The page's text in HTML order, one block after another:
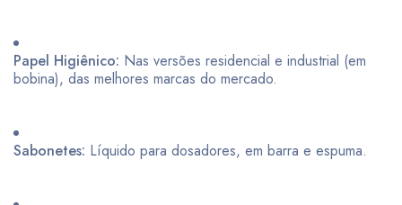
Papel Higiênico: Nas versões residencial e industrial (em
bobina), das melhores marcas do mercado.
Sabonetes: Líquido para dosadores, em barra e espuma.